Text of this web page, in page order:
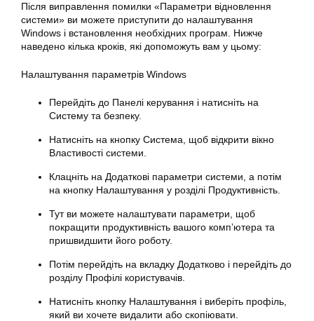
Після виправлення помилки «Параметри відновлення
системи» ви можете приступити до налаштування
Windows і встановлення необхідних програм. Нижче
наведено кілька кроків, які допоможуть вам у цьому:
Налаштування параметрів Windows
Перейдіть до Панелі керування і натисніть на
Систему та безпеку.
Натисніть на кнопку Система, щоб відкрити вікно
Властивості системи.
Клацніть на Додаткові параметри системи, а потім
на кнопку Налаштування у розділі Продуктивність.
Тут ви можете налаштувати параметри , щоб
покращити продуктивність вашого комп’ютера та
пришвидшити його роботу.
Потім перейдіть на вкладку Додатково і перейдіть до
розділу Профілі користувачів.
Натисніть кнопку Налаштування і виберіть профіль,
який ви хочете видалити або скопіювати.